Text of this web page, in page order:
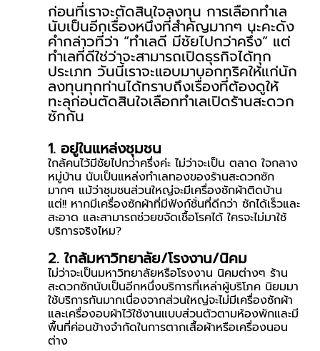
ก่อนที่เราจะตัดสินใจลงทุน การเลือกทำเล
นับเป็นอีกเรื่องหนึ่งที่สำคัญมากๆ นะคะดัง
คำกล่าวที่ว่า “ทำเลดี มีชัยไปกว่าครึ่ง” แต่
ทำเลที่ดีใช่ว่าจะสามารถเปิดธุรกิจได้ทุก
ประเภท วันนี้เราจะแอบมาบอกทริคให้แก่นัก
ลงทุนทุกท่านได้ทราบถึงเรื่องที่ต้องดูให้
ทะลุก่อนตัดสินใจเลือกทำเลเปิดร้านสะดวก
ซักกัน
1. อยู่ในแหล่งชุมชน
ใกล้คนไว้มีชัยไปกว่าครึ่งค่ะ ไม่ว่าจะเป็น ตลาด ใจกลาง
หมู่บ้าน นับเป็นแหล่งทำเลทองของร้านสะดวกซัก
มากๆ แม้ว่าชุมชนส่วนใหญ่จะมีเครื่องซักผ้าติดบ้าน
แต่!! หากมีเครื่องซักผ้าที่มีฟังก์ชั่นที่ดีกว่า ซักได้เร็วและ
สะอาด และสามารถช่วยขจัดเชื้อโรคได้ ใครจะไม่มาใช้
บริการจริงไหม?
2. ใกล้มหาวิทยาลัย/โรงงาน/นิคม
ไม่ว่าจะเป็นมหาวิทยาลัยหรือโรงงาน นิคมต่างๆ ร้าน
สะดวกซักนับเป็นอีกหนึ่งบริการที่เหล่าผู้บริโภค นิยมมา
ใช้บริการกันมากเนื่องจากส่วนใหญ่จะไม่มีเครื่องซักผ้า
และเครื่องอบผ้าไว้ใช้งานแบบส่วนตัวตามห้องพักและมี
พื้นที่ค่อนข้างจำกัดในการตากเสื้อผ้าหรือเครื่องนอน
ต่าง